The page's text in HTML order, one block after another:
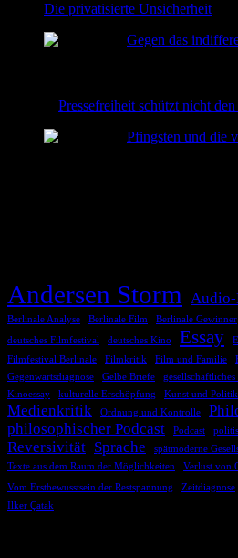
Die privatisierte Unsicherheit
Gegen das
Pressefreiheit schützt nicht
Pfingsten und die
Andersen Storm Audio-
Berlinale Analyse
Berlinale Film Berlinale Gewinner
deutsches Filmfestival deutsches Kino Essay
Filmfestival Berlinale
Filmkritik Film und Familie
Gegenwartsdiagnose Gelbe Briefe
Kinoessay
kulturelle Erschöpfung Kunst und Politik
Medienkritik
Ordnung und Kontrolle
philosophischer Podcast
Podcast
Reversivität Sprache
spätmoderne
Texte aus dem Raum der Möglichkeiten
Verlust von
Vom Erstbewusstsein der Restspannung Zeitdiagnose
İlker Çatak